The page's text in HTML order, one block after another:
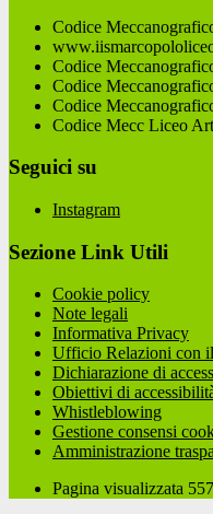
Codice
Codice
Codice
Codice
Codice Mecc Liceo
Seguici su
Instagram
Sezione Link Utili
Cookie policy
Note legali
Informativa Privacy
Ufficio Relazioni con
Dichiarazione di
Obiettivi di
Whistleblowing
Gestione consensi
Amministrazione
Pagina visualizzata 557